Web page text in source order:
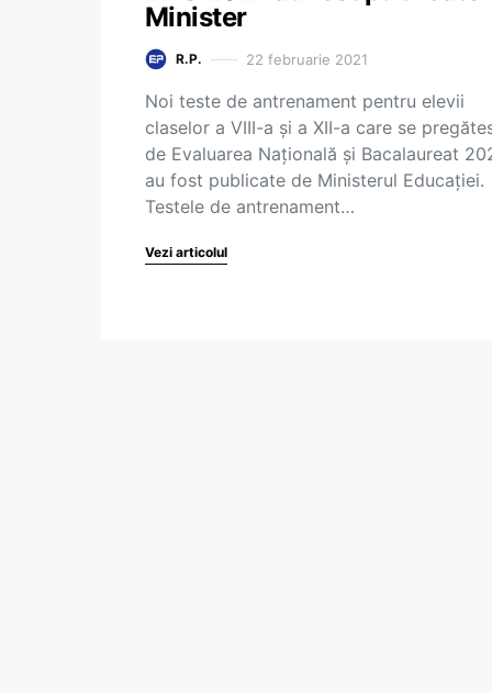
Minister
R.P. 22 februarie 2021
Noi teste de antrenament pentru elevii
claselor a VIII-a și a XII-a care se
de Evaluarea Națională și Bacalaureat
au fost publicate de Ministerul Educației.
Testele de antrenament…
Vezi articolul